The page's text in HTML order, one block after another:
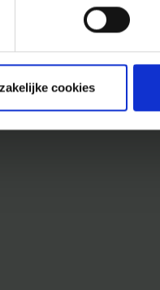
cookies